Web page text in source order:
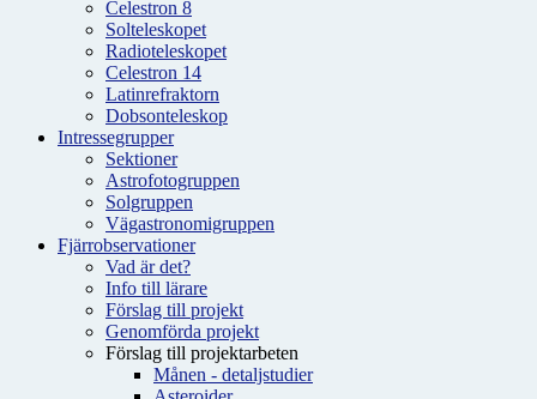
Celestron 8
Solteleskopet
Radioteleskopet
Celestron 14
Latinrefraktorn
Dobsonteleskop
Intressegrupper
Sektioner
Astrofotogruppen
Solgruppen
Vägastronomigruppen
Fjärrobservationer
Vad är det?
Info till lärare
Förslag till projekt
Genomförda projekt
Förslag till projektarbeten
Månen - detaljstudier